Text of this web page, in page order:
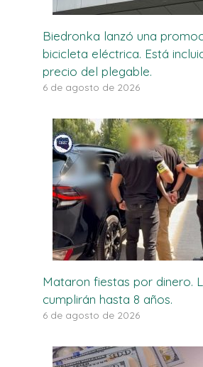
Biedronka lanzó una
bicicleta eléctrica. Está
precio del plegable.
6 de agosto de 2026
Mataron fiestas por dinero.
cumplirán hasta 8 años.
6 de agosto de 2026